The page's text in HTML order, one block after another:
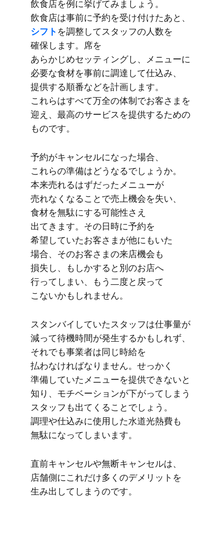
飲食店を​例に​挙げてみましょう。​
飲食店は​事前に​予約を​受け付けた​あと、
シフト を​調整して​スタッフの​人数を​
確保します。​席を​
あらかじめセッティングし、​メニューに​
必要な​食材を​事前に​調達して​仕込み、​
提供する​順番などを​計画します。​
これらは​すべて​万全の​体制で​お客さまを​
迎え、​最高の​サービスを​提供する​ための​
ものです。
予約が​キャンセルに​なった​場合、​
これらの​準備は​どうなるでしょうか。​
本来売れるは​ずだった​メニューが​
売れなくなる​ことで​売上機会を​失い、​
食材を​無駄に​する​可能性さえ​
出てきます。​その​日時に​予約を​
希望していた​お客さまが​他にもいた​
場合、​その​お客さまの​来店機会も​
損失し、​もしかすると​別の​お店へ​
行ってしまい、​もう​二度と​戻って​
こないかもしれません。
スタンバイしていた​スタッフは​仕事量が​
減って​待機時間が​発生するかもしれず、​
それでも​事業者は​同じ​時給を​
払わなければなりません。​せっかく​
準備していた​メニューを​提供できないと​
知り、​モチベーションが​下がってしまう​
スタッフも​出てくる​ことでしょう。​
調理や​仕込みに​使用した​水道光​熱費も​
無駄に​なってしまいます。
直前キャンセルや​無断キャンセルは、​
店舗側に​これだけ​多くの​デメリットを​
生み出してしまうのです。